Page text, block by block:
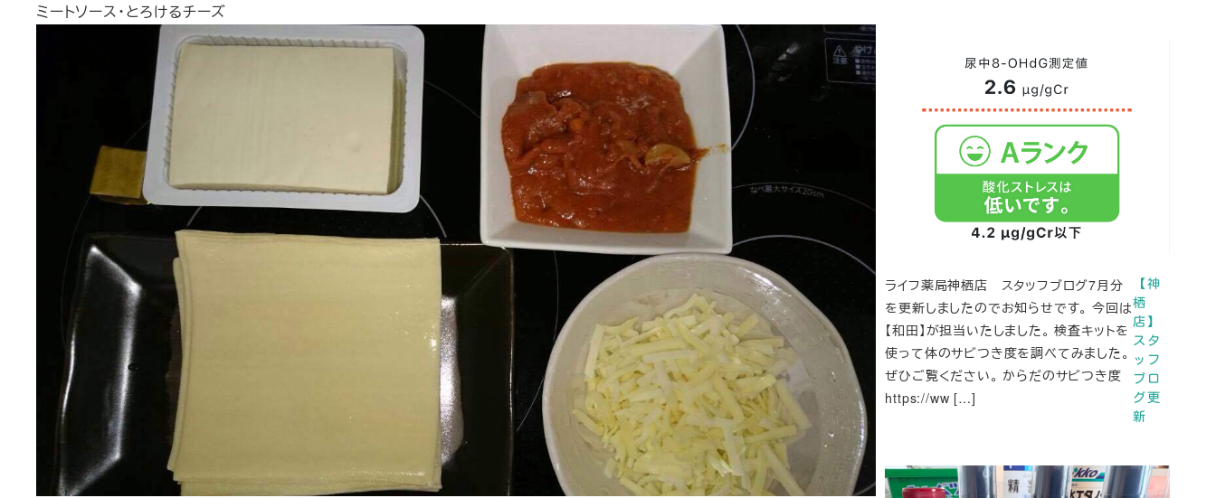
ミートソース・とろけるチーズ
【神
栖
店】
スタ
ッフ
ブロ
グ更
新
ライフ薬局神栖店 スタッフブログ7月分
を更新しましたのでお知らせです。 今回は
【和田】が担当いたしました。 検査キットを
使って体のサビつき度を調べてみました。
ぜひご覧ください。 からだのサビつき度
https://ww […]